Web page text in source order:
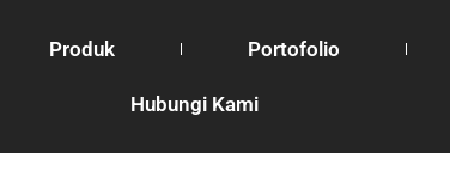
Produk Portofolio
Hubungi Kami